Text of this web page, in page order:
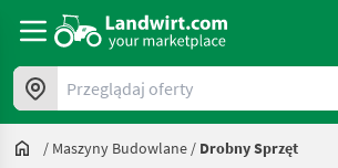
Przeglądaj oferty
/ Maszyny Budowlane / Drobny Sprzęt